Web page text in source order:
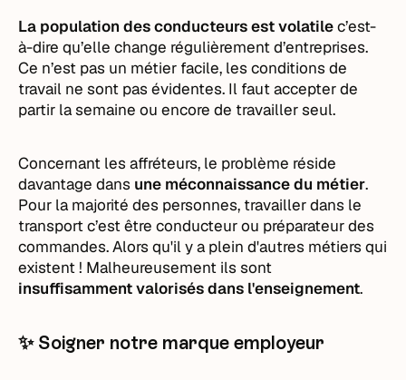
La population des conducteurs est volatilec’est-
à-dire qu’elle change régulièrement d’entreprises.
Ce n’est pas un métier facile, les conditions de
travail ne sont pas évidentes. Il faut accepter de
partir la semaine ou encore de travailler seul.
Concernant les affréteurs, le problème réside
davantage dans une méconnaissance du métier.
Pour la majorité des personnes, travailler dans le
transport c’est être conducteur ou préparateur des
commandes. Alors qu'il y a plein d'autres métiers qui
existent ! Malheureusement ils sont
insuffisamment valorisés dans l'enseignement.
✨ Soigner notre marque employeur